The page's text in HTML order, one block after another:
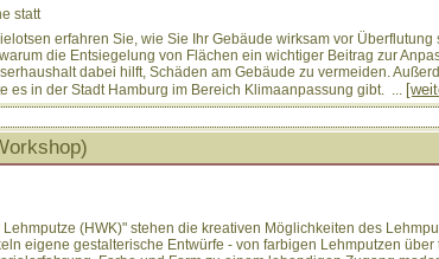
statt
erfahren Sie, wie Sie Ihr Gebäude wirksam vor
die Entsiegelung von Flächen ein wichtiger Beitrag zur
dabei hilft, Schäden am Gebäude zu vermeiden.
es in der Stadt Hamburg im Bereich Klimaanpassung gibt. ...
(HWK)" stehen die kreativen Möglichkeiten des
eigene gestalterische Entwürfe - von farbigen Lehmputzen